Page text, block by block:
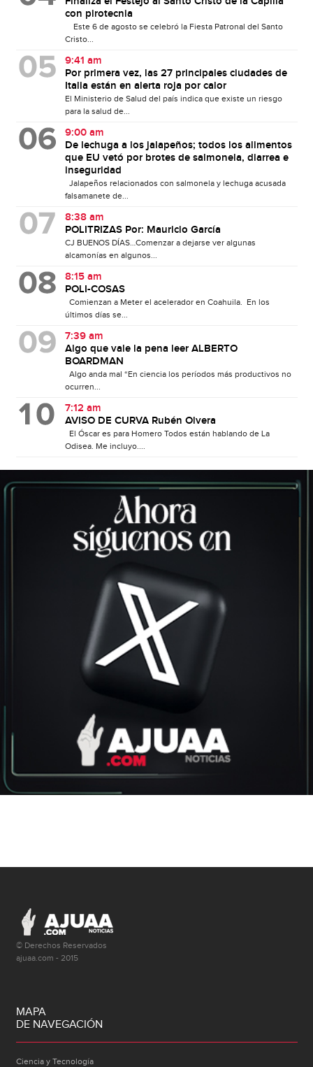
con pirotecnia
Este 6 de agosto se celebró la Fiesta Patronal del Santo
Cristo...
9:41 am
Por primera vez, las 27 principales ciudades de
Italia están en alerta roja por calor
El Ministerio de Salud del país indica que existe un riesgo
para la salud de...
9:00 am
De lechuga a los jalapeños; todos los alimentos
que EU vetó por brotes de salmonela, diarrea e
inseguridad
Jalapeños relacionados con salmonela y lechuga acusada
falsamanete de...
8:38 am
POLITRIZAS Por: Mauricio García
CJ BUENOS DÍAS…Comenzar a dejarse ver algunas
alcamonías en algunos...
8:15 am
POLI-COSAS
Comienzan a Meter el acelerador en Coahuila. En los
últimos días se...
7:39 am
Algo que vale la pena leer ALBERTO
BOARDMAN
Algo anda mal “En ciencia los períodos más productivos no
ocurren...
7:12 am
AVISO DE CURVA Rubén Olvera
El Óscar es para Homero Todos están hablando de La
Odisea. Me incluyo....
© Derechos Reservados
ajuaa.com - 2015
MAPA
DE NAVEGACIÓN
Ciencia y Tecnología